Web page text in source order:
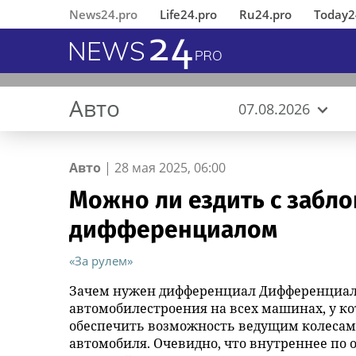
News24.pro Life24.pro Ru24.pro
В Ингушетии состоялось
открытие
отреставрированного по
инициативе
памятника первому Герою
России Суламбеку Осканову
Вернувшиеся из
«Деловые Линии» открыли
новый офис в аэропорту
Благовещенска
«Деловые
Челябинске
новый адрес
MWS AI выложила
«универсальный фильтр» для
больших языковых моделей в
открытый доступ
«ИНКА 4.0»
подход к
автоматического
Горный лес Зимний закат
Музыка, частоты и вода -
научный комментарий
Алексея Горшкова
Генетический
музей нового
Авто 07.08.2026
Авто | 28 мая 2025, 06:00
Можно ли ездить с
дифференциалом
«За рулем»
Зачем нужен дифференциал
автомобилестроения на всех машинах, у
обеспечить возможность ведущим
автомобиля. Очевидно, что внутреннее